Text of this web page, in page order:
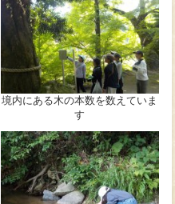
境内にある木の本数を数えていま
す